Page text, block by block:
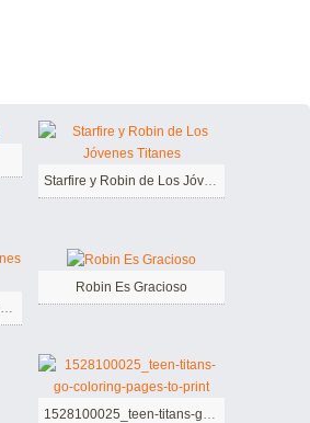
Starfire y Robin de Los Jóvenes Titanes
Personajes de Los Jóvenes Titanes
Robin Es Gracioso
1528100025_teen-titans-go-coloring-pages-to-print